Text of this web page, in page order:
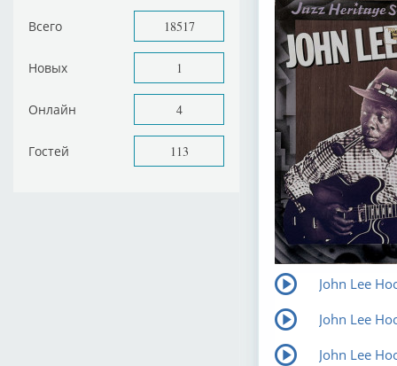
Всего 18517
Новых 1
Онлайн 4
Гостей 113
John Lee
John Lee
John Lee